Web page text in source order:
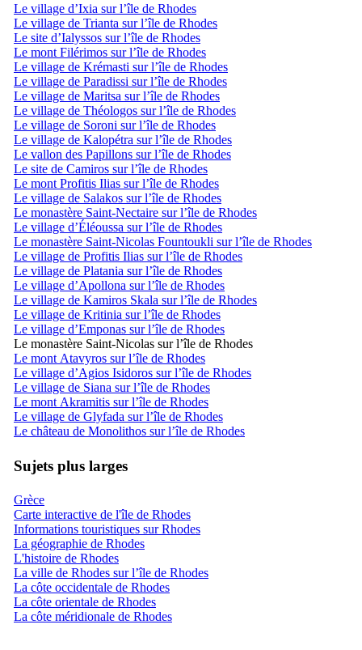
Le village d’Ixia sur l’île de Rhodes
Le village de Trianta sur l’île de Rhodes
Le site d’Ialyssos sur l’île de Rhodes
Le mont Filérimos sur l’île de Rhodes
Le village de Krémasti sur l’île de Rhodes
Le village de Paradissi sur l’île de Rhodes
Le village de Maritsa sur l’île de Rhodes
Le village de Théologos sur l’île de Rhodes
Le village de Soroni sur l’île de Rhodes
Le village de Kalopétra sur l’île de Rhodes
Le vallon des Papillons sur l’île de Rhodes
Le site de Camiros sur l’île de Rhodes
Le mont Profitis Ilias sur l’île de Rhodes
Le village de Salakos sur l’île de Rhodes
Le monastère Saint-Nectaire sur l’île de Rhodes
Le village d’Éléoussa sur l’île de Rhodes
Le monastère Saint-Nicolas Fountoukli sur l’île de Rhodes
Le village de Profitis Ilias sur l’île de Rhodes
Le village de Platania sur l’île de Rhodes
Le village d’Apollona sur l’île de Rhodes
Le village de Kamiros Skala sur l’île de Rhodes
Le village de Kritinia sur l’île de Rhodes
Le village d’Emponas sur l’île de Rhodes
Le monastère Saint-Nicolas sur l’île de Rhodes
Le mont Atavyros sur l’île de Rhodes
Le village d’Agios Isidoros sur l’île de Rhodes
Le village de Siana sur l’île de Rhodes
Le mont Akramitis sur l’île de Rhodes
Le village de Glyfada sur l’île de Rhodes
Le château de Monolithos sur l’île de Rhodes
Sujets plus larges
Grèce
Carte interactive de l'île de Rhodes
Informations touristiques sur Rhodes
La géographie de Rhodes
L'histoire de Rhodes
La ville de Rhodes sur l’île de Rhodes
La côte occidentale de Rhodes
La côte orientale de Rhodes
La côte méridionale de Rhodes